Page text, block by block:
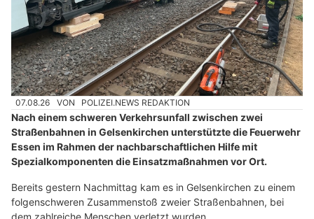
07.08.26 VON POLIZEI.NEWS REDAKTION
Nach einem schweren Verkehrsunfall zwischen zwei
Straßenbahnen in Gelsenkirchen unterstützte die Feuerwehr
Essen im Rahmen der nachbarschaftlichen Hilfe mit
Spezialkomponenten die Einsatzmaßnahmen vor Ort.
Bereits gestern Nachmittag kam es in Gelsenkirchen zu einem
folgenschweren Zusammenstoß zweier Straßenbahnen, bei